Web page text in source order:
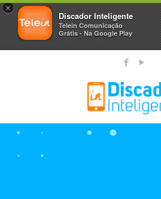
×
Discador Inteligente
Telein Comunicação
Grátis - Na Google Play